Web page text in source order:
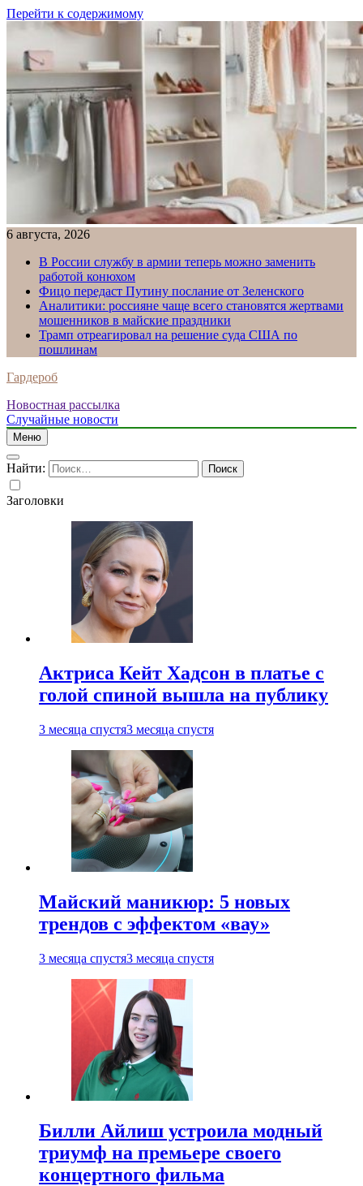
Перейти к содержимому
6 августа, 2026
В России службу в армии теперь можно заменить
работой конюхом
Фицо передаст Путину послание от Зеленского
Аналитики: россияне чаще всего становятся жертвами
мошенников в майские праздники
Трамп отреагировал на решение суда США по
пошлинам
Гардероб
Новостная рассылка
Случайные новости
Меню
Найти:
Заголовки
Актриса Кейт Хадсон в платье с
голой спиной вышла на публику
3 месяца спустя3 месяца спустя
Майский маникюр: 5 новых
трендов с эффектом «вау»
3 месяца спустя3 месяца спустя
Билли Айлиш устроила модный
триумф на премьере своего
концертного фильма